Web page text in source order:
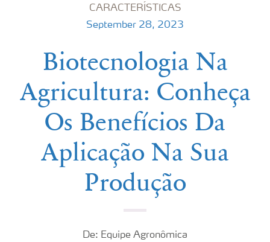
CARACTERÍSTICAS
September 28, 2023
Biotecnologia Na
Agricultura: Conheça
Os Benefícios Da
Aplicação Na Sua
Produção
De: Equipe Agronômica